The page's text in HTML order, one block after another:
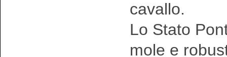
cavallo.
Lo Stato
mole e